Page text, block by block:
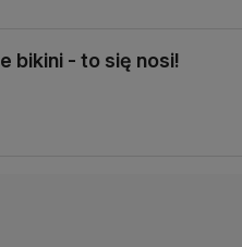
bikini - to się nosi!